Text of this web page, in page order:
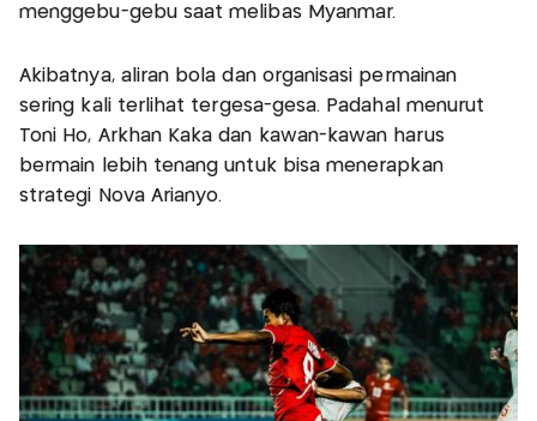
menggebu-gebu saat melibas Myanmar.
Akibatnya, aliran bola dan organisasi permainan
sering kali terlihat tergesa-gesa. Padahal menurut
Toni Ho, Arkhan Kaka dan kawan-kawan harus
bermain lebih tenang untuk bisa menerapkan
strategi Nova Arianyo.